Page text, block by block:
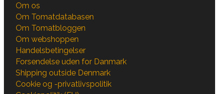
Om os
Om Tomatdatabasen
Om Tomatbloggen
Om webshoppen
Handelsbetingelser
Forsendelse uden for Danmark
Shipping outside Denmark
Cookie og -privatlivspolitik